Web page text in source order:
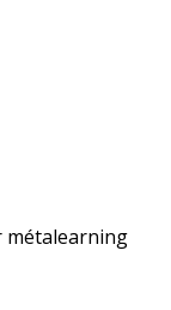
métalearning